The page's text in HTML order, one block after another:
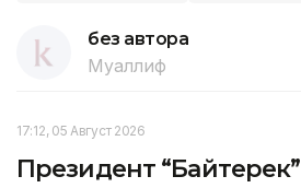
без автора
Муаллиф
17:12, 05 Август 2026
Президент “Байтерек”